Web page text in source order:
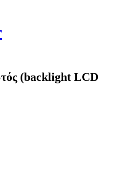
(backlight LCD